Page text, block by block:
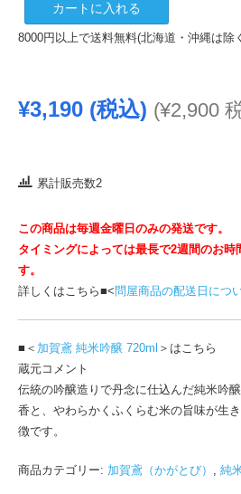
純
1800ml
カートに入れる
8000円以上で送料無料(北海道・沖縄は除
¥3,190 (税込) (¥2,900
累計販売数2
この商品は毎週金曜日のみの発送です。
タイミングによっては最長で2週間のお時
す。
詳しくはこちら■<問屋商品の配送日につ
■＜ 加賀鳶 純米吟醸 720ml ＞はこちら
蔵元コメント
伝統の吟醸造りで丹念に仕込んだ純米吟
香と、やわらかくふくらむ米の旨味が生
徴です。
商品カテゴリー: 加賀鳶（かがとび） 純